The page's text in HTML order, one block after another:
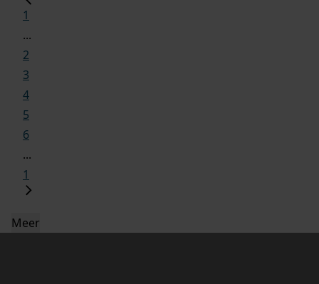
1
...
2
3
4
5
6
...
1
Meer